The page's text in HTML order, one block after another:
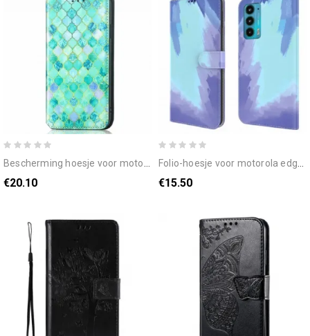
bescherming hoesje voor motorola edge 20 folio-hoesje verrassend kleurrijk patroon
€20.10
folio-hoesje voor motorola edge 20 aquarel
€15.50